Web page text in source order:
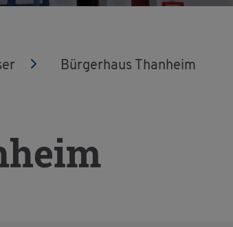
Bür­ger­haus Than­heim